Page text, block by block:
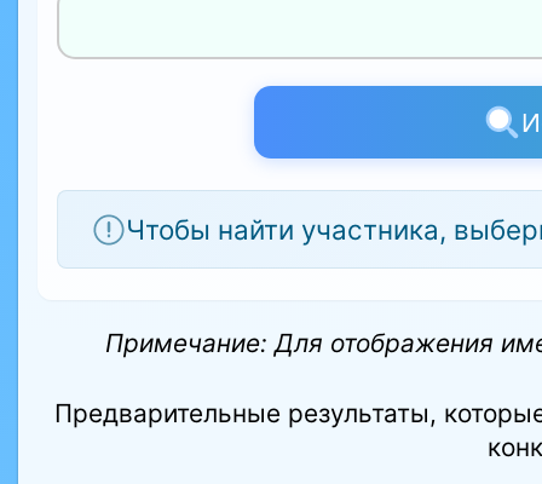
Чтобы найти участника,
Примечание: Для отображения
Предварительные результаты,